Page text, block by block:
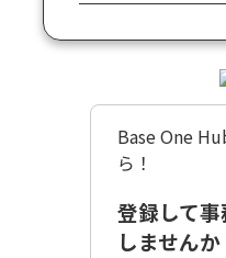
Base One
ら！
登録して
しませんか